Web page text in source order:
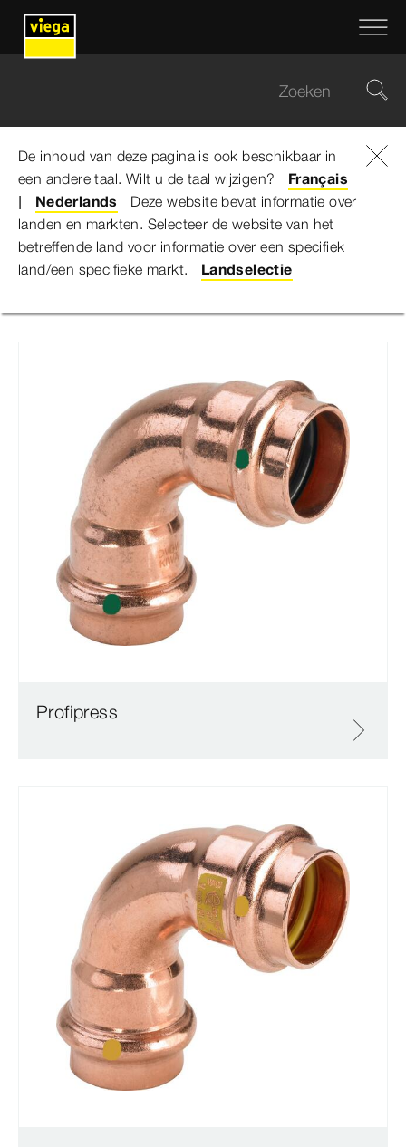
De inhoud van deze pagina is ook beschikbaar in
een andere taal. Wilt u de taal wijzigen?
Français
Nederlands
Deze website bevat informatie over
landen en markten. Selecteer de website van het
betreffende land voor informatie over een specifiek
land/een specifieke markt.
Landselectie
Viega Belgium ... Leidingtechniek
Leidingtechniek
Profipress